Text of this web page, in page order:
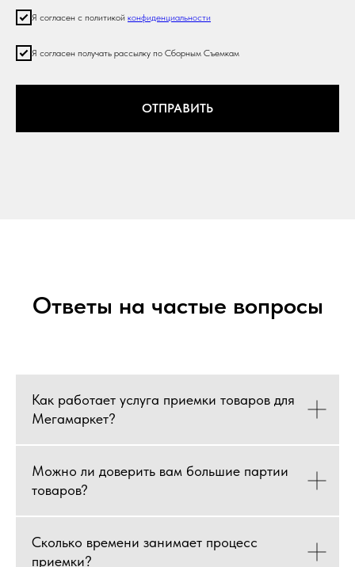
Я согласен с политикой конфиденциальности
Я согласен получать рассылку по Сборным Съемкам
ОТПРАВИТЬ
Ответы на частые вопросы
Как работает услуга приемки товаров для
Мегамаркет?
Можно ли доверить вам большие партии
товаров?
Сколько времени занимает процесс
приемки?